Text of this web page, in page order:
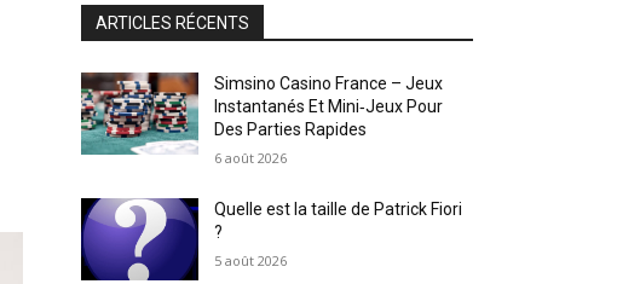
ARTICLES RÉCENTS
Simsino Casino France – Jeux
Instantanés Et Mini‑Jeux Pour
Des Parties Rapides
6 août 2026
Quelle est la taille de Patrick Fiori
?
5 août 2026